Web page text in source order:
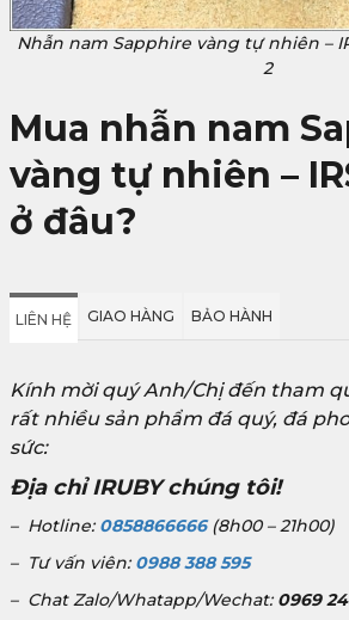
Nhẫn nam Sapphire vàng tự nhiên –
2
Mua nhẫn nam
vàng tự nhiên –
ở đâu?
LIÊN HỆ GIAO HÀNG BẢO HÀNH
Kính mời quý Anh/Chị đến tham
rất nhiều sản phẩm đá quý, đá
sức:
Địa chỉ IRUBY chúng tôi!
– Hotline: 0858866666(8h00 – 21h00)
– Tư vấn viên: 0988 388 595
– Chat Zalo/Whatapp/Wechat: 0969